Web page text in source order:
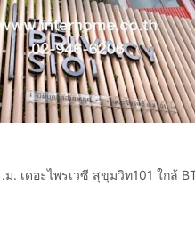
และเฟอร์นิเจอร์ห้องนั่งเล่น
สูบบุหรี่กลางแจ้งที่สะดวกสบา
าตก่อน